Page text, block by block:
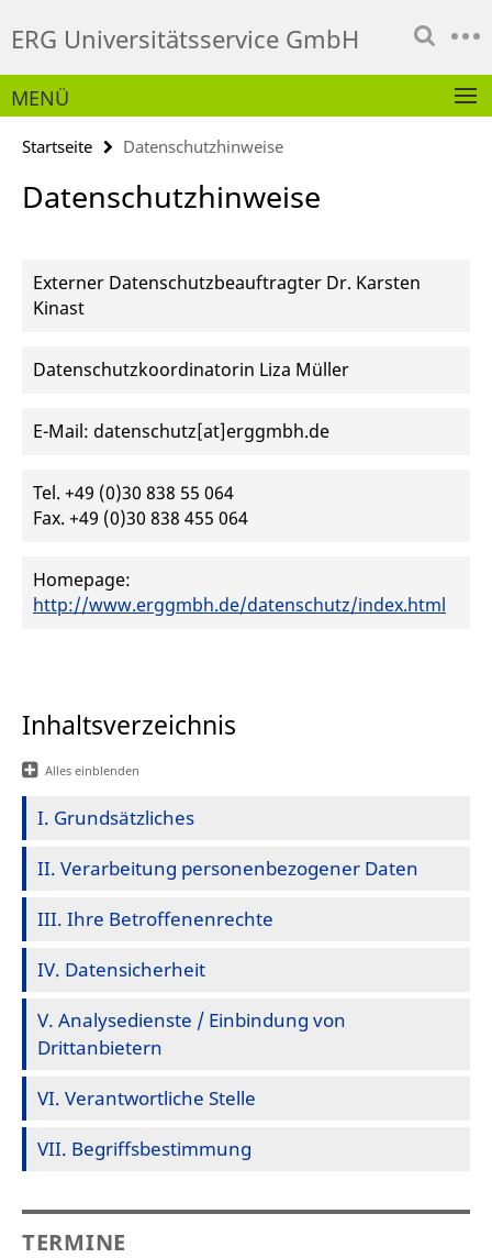
direkt
Inhalt
ERG Universitätsservice GmbH
Service-
Navigation
MENÜ
Startseite Datenschutzhinweise
Datenschutzhinweise
Externer Datenschutzbeauftragter Dr. Karsten
Kinast
Datenschutzkoordinatorin Liza Müller
E-Mail: datenschutz[at]erggmbh.de
Tel. +49 (0)30 838 55 064
Fax. +49 (0)30 838 455 064
Homepage:
http://www.erggmbh.de/datenschutz/index.html
Inhaltsverzeichnis
Alles einblenden
I. Grundsätzliches
II. Verarbeitung personenbezogener Daten
III. Ihre Betroffenenrechte
IV. Datensicherheit
V. Analysedienste / Einbindung von
Drittanbietern
VI. Verantwortliche Stelle
VII. Begriffsbestimmung
TERMINE